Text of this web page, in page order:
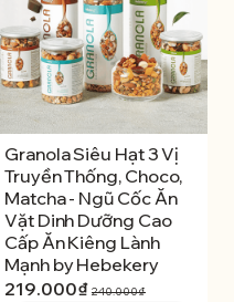
Granola Siêu Hạt 3 Vị
Truyền Thống, Choco,
Matcha - Ngũ Cốc Ăn
Vặt Dinh Dưỡng Cao
Cấp Ăn Kiêng Lành
Mạnh by Hebekery
219.000₫ 240.000₫